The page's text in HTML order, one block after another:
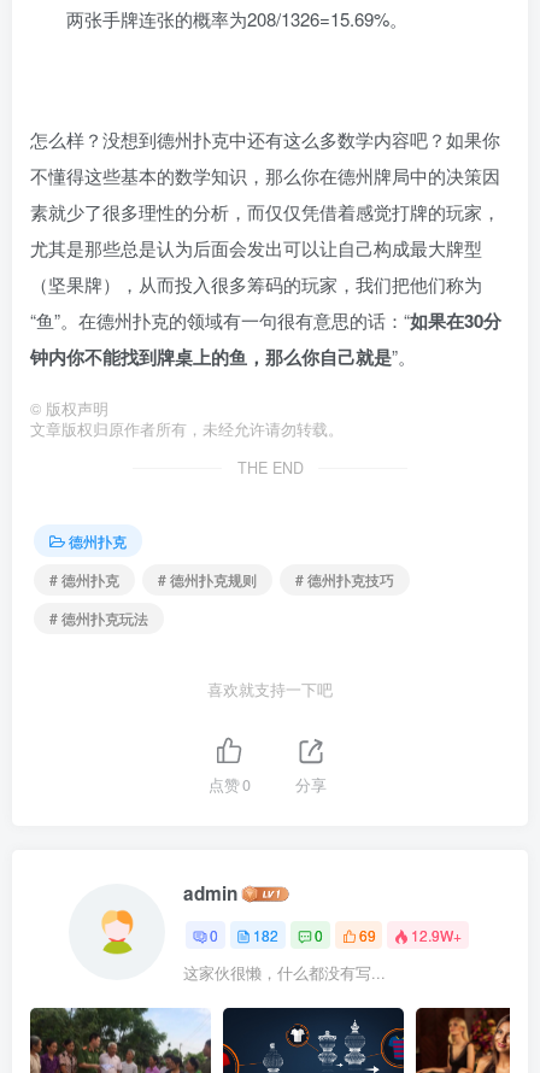
两张手牌连张的概率为208/1326=15.69%。
怎么样？没想到德州扑克中还有这么多数学内容吧？如果你
不懂得这些基本的数学知识，那么你在德州牌局中的决策因
素就少了很多理性的分析，而仅仅凭借着感觉打牌的玩家，
尤其是那些总是认为后面会发出可以让自己构成最大牌型
（坚果牌），从而投入很多筹码的玩家，我们把他们称为
“鱼”。在德州扑克的领域有一句很有意思的话：“如果在30分
钟内你不能找到牌桌上的鱼，那么你自己就是”。
© 版权声明
文章版权归原作者所有，未经允许请勿转载。
THE END
德州扑克
# 德州扑克
# 德州扑克规则
# 德州扑克技巧
# 德州扑克玩法
喜欢就支持一下吧
点赞0 分享
admin
0 182 0 69 12.9W+
这家伙很懒，什么都没有写...